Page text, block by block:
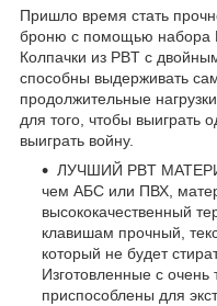
Пришло время стать
броню с помощью набора
Колпачки из PBT с
способны выдерживать
продолжительные
для того, чтобы выиграть
выиграть войну.
ЛУЧШИЙ PBT
чем АБС или ПВХ,
высококачественный
клавишам прочный,
который не будет
Изготовленные с
приспособлены для